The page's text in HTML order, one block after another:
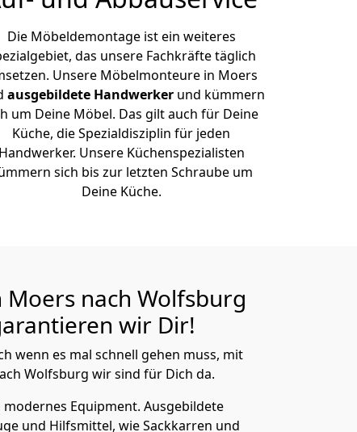
Die Möbeldemontage ist ein weiteres
das unsere Fachkräfte täglich
Unsere Möbelmonteure in Moers
ausgebildete Handwerker und kümmern
um Deine Möbel. Das gilt auch für Deine
Küche, die Spezialdisziplin für jeden
Handwerker. Unsere Küchenspezialisten
sich bis zur letzten Schraube um
Deine Küche.
nach Wolfsburg
wir Dir!
wenn es mal schnell gehen muss, mit
Wolfsburg wir sind für Dich da.
Equipment. Ausgebildete
und Hilfsmittel, wie Sackkarren und